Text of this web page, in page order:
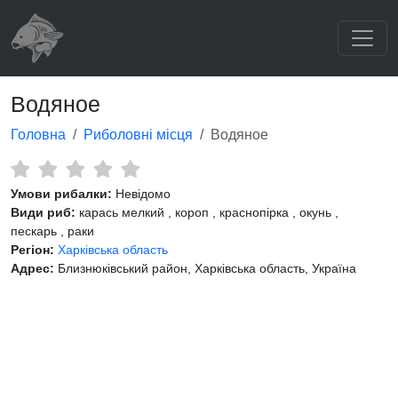
Водяное
Головна Риболовні місця Водяное
Умови рибалки: Невідомо
Види риб: карась мелкий , короп , краснопірка , окунь ,
пескарь , раки
Регіон: Харківська область
Адрес: Близнюківський район, Харківська область, Україна